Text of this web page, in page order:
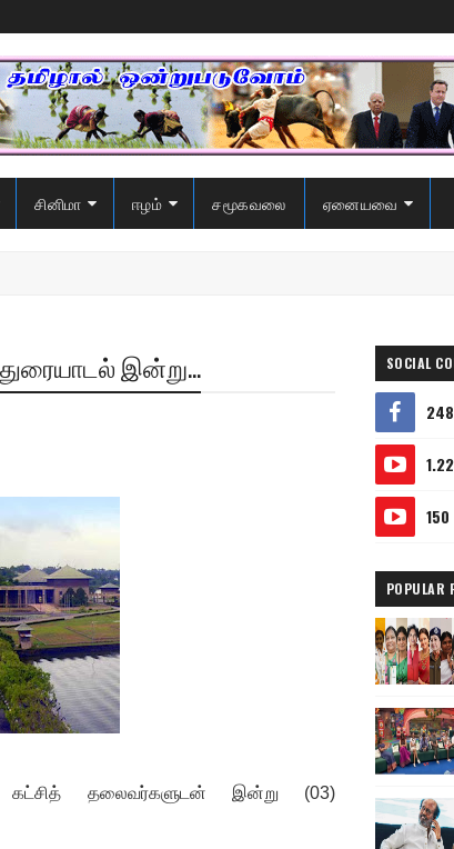
சினிமா ஈழம் சமூகவலை ஏனையவை
இன்று...
கட்சித் தலைவர்களுடன் இன்று (03)
SOCIAL
150
POPULAR